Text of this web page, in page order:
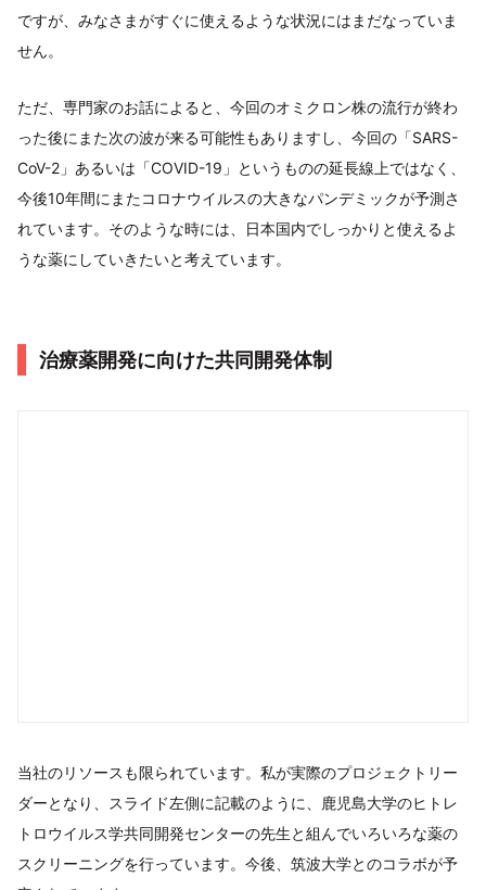
ですが、みなさまがすぐに使えるような状況にはまだなっていま
せん。
ただ、専門家のお話によると、今回のオミクロン株の流行が終わ
った後にまた次の波が来る可能性もありますし、今回の「SARS-
CoV-2」あるいは「COVID-19」というものの延長線上ではなく、
今後10年間にまたコロナウイルスの大きなパンデミックが予測さ
れています。そのような時には、日本国内でしっかりと使えるよ
うな薬にしていきたいと考えています。
治療薬開発に向けた共同開発体制
当社のリソースも限られています。私が実際のプロジェクトリー
ダーとなり、スライド左側に記載のように、鹿児島大学のヒトレ
トロウイルス学共同開発センターの先生と組んでいろいろな薬の
スクリーニングを行っています。今後、筑波大学とのコラボが予